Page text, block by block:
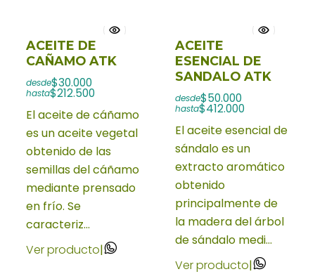
ACEITE DE
CAÑAMO ATK
desde$30.000
hasta$212.500
El aceite de cáñamo
es un aceite vegetal
obtenido de las
semillas del cáñamo
mediante prensado
en frío. Se
caracteriz...
Ver producto|
ACEITE
ESENCIAL DE
SANDALO ATK
desde$50.000
hasta$412.000
El aceite esencial de
sándalo es un
extracto aromático
obtenido
principalmente de
la madera del árbol
de sándalo medi...
Ver producto|